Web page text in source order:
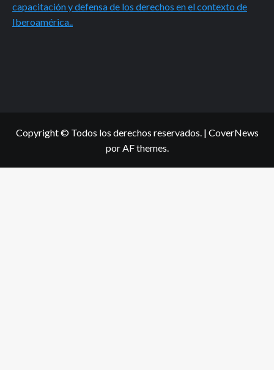
capacitación y defensa de los derechos en el contexto de
Iberoamérica..
Copyright © Todos los derechos reservados. | CoverNews
por AF themes.